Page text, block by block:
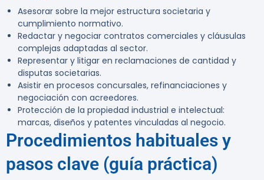
Asesorar sobre la mejor estructura societaria y
cumplimiento normativo.
Redactar y negociar contratos comerciales y cláusulas
complejas adaptadas al sector.
Representar y litigar en reclamaciones de cantidad y
disputas societarias.
Asistir en procesos concursales, refinanciaciones y
negociación con acreedores.
Protección de la propiedad industrial e intelectual:
marcas, diseños y patentes vinculadas al negocio.
Procedimientos habituales y
pasos clave (guía práctica)